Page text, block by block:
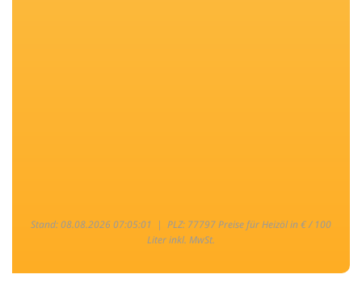
Stand: 08.08.2026 07:05:01 | PLZ: 77797 Preise für Heizöl in € / 100
Liter inkl. MwSt.